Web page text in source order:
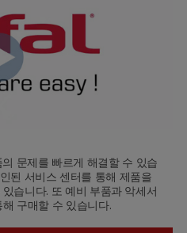
문제를 빠르게 해결할 수 있습
된 서비스 센터를 통해 제품을
습니다. 또 예비 부품과 악세서
구매할 수 있습니다.